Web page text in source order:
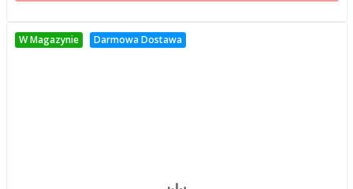
W Magazynie Darmowa Dostawa